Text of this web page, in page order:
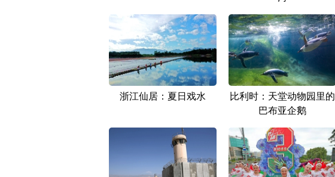
浙江仙居：夏日戏水
比利时：天堂动物园里的
巴布亚企鹅